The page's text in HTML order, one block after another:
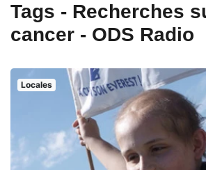
Tags - Recherches
cancer - ODS Radio
Locales